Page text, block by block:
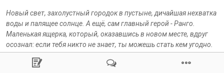
Новый свет, захолустный городок в пустыне, дичайшая нехватка
воды и палящее солнце. А ещё, сам главный герой - Ранго.
Маленькая ящерка, который, оказавшись в новом месте, вдруг
осознал: если тебя никто не знает, ты можешь стать кем угодно.
Даже героем.